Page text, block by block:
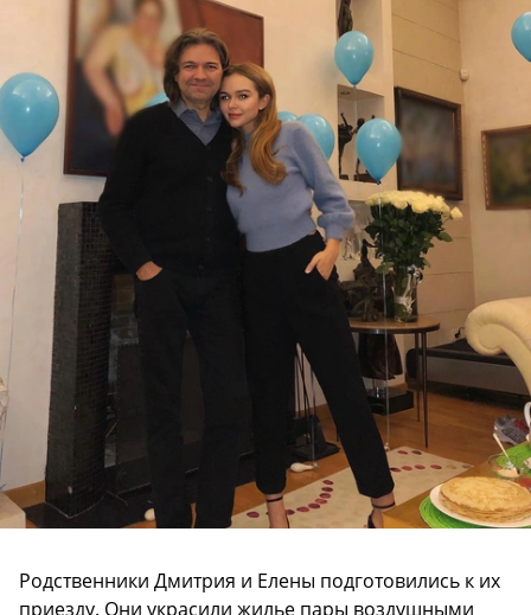
Родственники Дмитрия и Елены подготовились к их
приезду. Они украсили жилье пары воздушными